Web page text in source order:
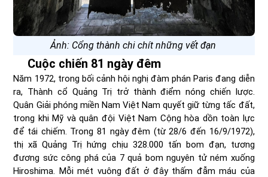
Ảnh: Cổng thành chi chít những vết đạn
Cuộc chiến 81 ngày đêm
Năm 1972, trong bối cảnh hội nghị đàm phán Paris đang diễn
ra, Thành cổ Quảng Trị trở thành điểm nóng chiến lược.
Quân Giải phóng miền Nam Việt Nam quyết giữ từng tấc đất,
trong khi Mỹ và quân đội Việt Nam Cộng hòa dồn toàn lực
để tái chiếm. Trong 81 ngày đêm (từ 28/6 đến 16/9/1972),
thị xã Quảng Trị hứng chịu 328.000 tấn bom đạn, tương
đương sức công phá của 7 quả bom nguyên tử ném xuống
Hiroshima. Mỗi mét vuông đất ở đây thấm đẫm máu của